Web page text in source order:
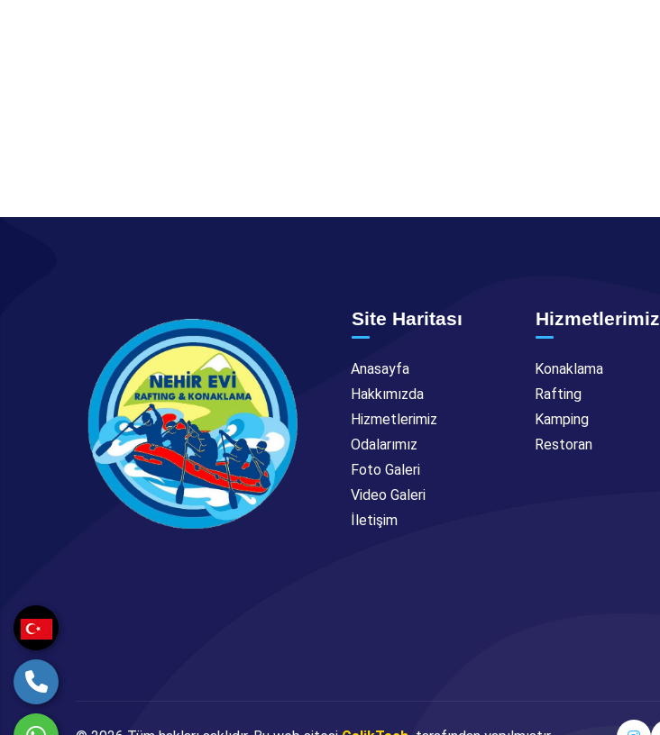
Site Haritası
Anasayfa
Hakkımızda
Hizmetlerimiz
Odalarımız
Foto Galeri
Video Galeri
İletişim
Hizmetlerimiz
Konaklama
Rafting
Kamping
Restoran